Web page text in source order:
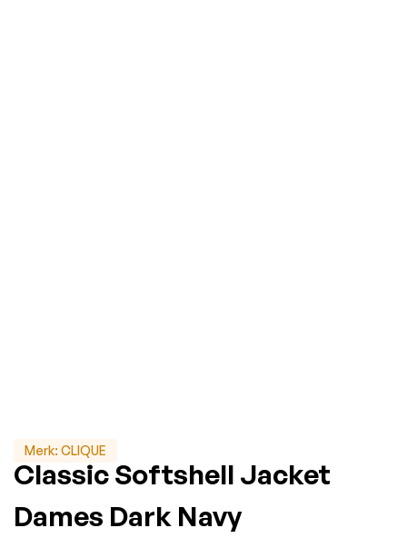
Merk: CLIQUE
Classic Softshell Jacket
Dames Dark Navy